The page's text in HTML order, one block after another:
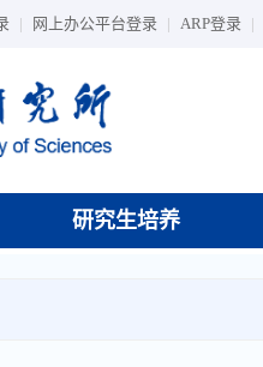
| 网上办公平台登录 | ARP登录 |
研究生培养